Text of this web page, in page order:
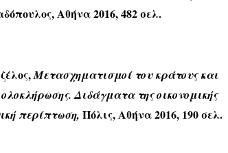
Αθήνα 2016, 482 σελ.
Μετασχηματισμοί του κράτους και
Διδάγματα της οικονομικής
περίπτωση, Πόλις, Αθήνα 2016, 190 σελ.